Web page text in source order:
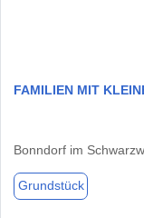
FAMILIEN MIT
Bonndorf im
Grundstück